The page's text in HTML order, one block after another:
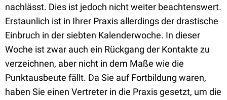
nachlässt. Dies ist jedoch nicht weiter beachtenswert.
Erstaunlich ist in Ihrer Praxis allerdings der drastische
Einbruch in der siebten Kalenderwoche. In dieser
Woche ist zwar auch ein Rückgang der Kontakte zu
verzeichnen, aber nicht in dem Maße wie die
Punktausbeute fällt. Da Sie auf Fortbildung waren,
haben Sie einen Vertreter in die Praxis gesetzt, um die